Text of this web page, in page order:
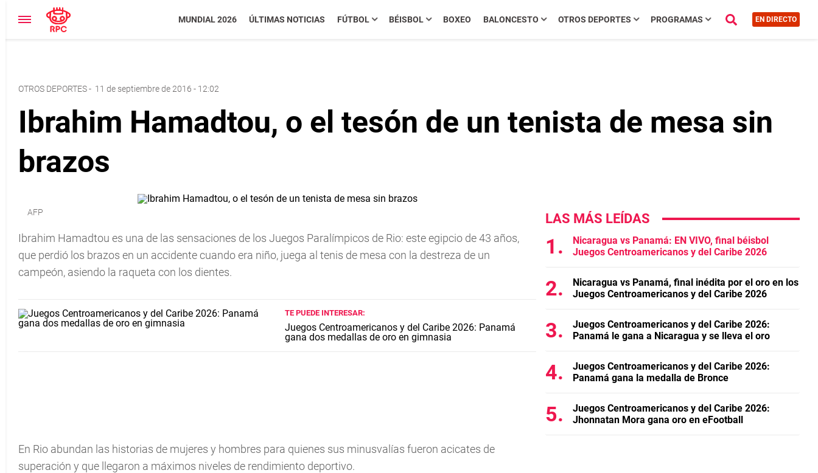
MUNDIAL 2026 ÚLTIMAS NOTICIAS FÚTBOL BÉISBOL BOXEO BALONCESTO OTROS DEPORTES PROGRAMAS EN DIRECTO
OTROS DEPORTES- 11 de septiembre de 2016 - 12:02
Ibrahim Hamadtou, o el tesón de un tenista de mesa sin
brazos
AFP
Ibrahim Hamadtou es una de las sensaciones de los Juegos Paralímpicos de Rio: este egipcio de 43 años,
que perdió los brazos en un accidente cuando era niño, juega al tenis de mesa con la destreza de un
campeón, asiendo la raqueta con los dientes.
TE PUEDE INTERESAR:
Juegos Centroamericanos y del Caribe 2026: Panamá
gana dos medallas de oro en gimnasia
En Rio abundan las historias de mujeres y hombres para quienes sus minusvalías fueron acicates de
superación y que llegaron a máximos niveles de rendimiento deportivo.
LAS MÁS LEÍDAS
Nicaragua vs Panamá: EN VIVO, final béisbol
Juegos Centroamericanos y del Caribe 2026
Nicaragua vs Panamá, final inédita por el oro en los
Juegos Centroamericanos y del Caribe 2026
Juegos Centroamericanos y del Caribe 2026:
Panamá le gana a Nicaragua y se lleva el oro
Juegos Centroamericanos y del Caribe 2026:
Panamá gana la medalla de Bronce
Juegos Centroamericanos y del Caribe 2026:
Jhonnatan Mora gana oro en eFootball